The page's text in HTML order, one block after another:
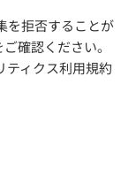
を拒否することが
確認ください。
ティクス利用規約